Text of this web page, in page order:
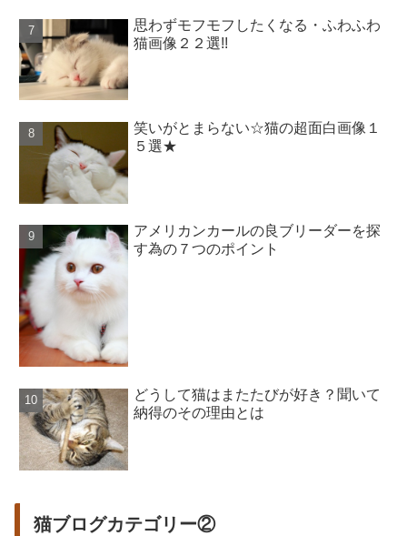
思わずモフモフしたくなる・ふわふわ
猫画像２２選!!
笑いがとまらない☆猫の超面白画像１
５選★
アメリカンカールの良ブリーダーを探
す為の７つのポイント
どうして猫はまたたびが好き？聞いて
納得のその理由とは
猫ブログカテゴリー②